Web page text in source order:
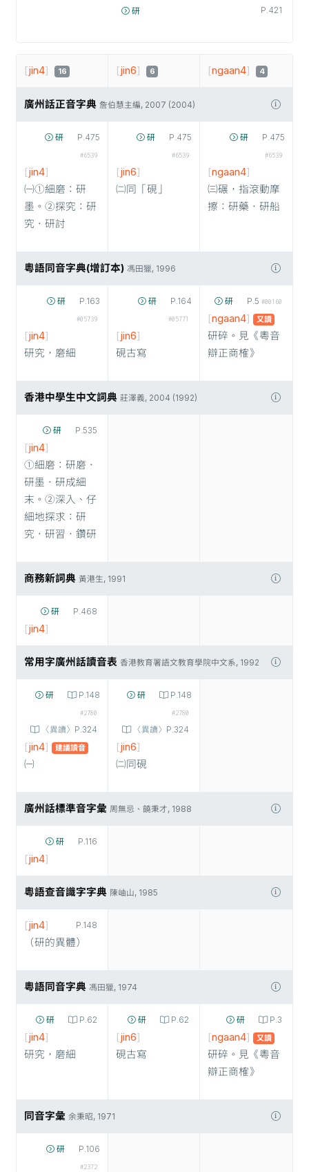
研 P.421
[jin4] 16 [jin6] 6 [ngaan4] 4
廣州話正音字典 詹伯慧主編, 2007 (2004)
研 P.475
#6539
[jin4]
㈠①細磨：研
墨。②探究：研
究．研討
研 P.475
#6539
[jin6]
㈡同「硯」
研 P.475
#6539
[ngaan4]
㈢碾，指滾動摩
擦：研藥．研船
粵語同音字典(增訂本) 馮田獵, 1996
研 P.163
#05739
[jin4]
研究，磨細
研 P.164
#05771
[jin6]
硯古寫
研 P.5 #00160
[ngaan4] 又讀
研碎。見《粵音
辯正商榷》
香港中學生中文詞典 莊澤義, 2004 (1992)
研 P.535
[jin4]
①細磨：研磨．
研墨．研成細
末。②深入、仔
細地探求：研
究．研習．鑽研
商務新詞典 黃港生, 1991
研 P.468
[jin4]
常用字廣州話讀音表 香港教育署語文教育學院中文系, 1992
研 P.148
#2780
〈異讀〉P.324
[jin4] 建議讀音
㈠
研 P.148
#2780
〈異讀〉P.324
[jin6]
㈡同硯
廣州話標準音字彙 周無忌、饒秉才, 1988
研 P.116
[jin4]
粵語查音識字字典 陳岫山, 1985
P.148
[jin4]
（研的異體）
粵語同音字典 馮田獵, 1974
研 P.62
[jin4]
研究，磨細
研 P.62
[jin6]
硯古寫
研 P.3
[ngaan4] 又讀
研碎。見《粵音
辯正商榷》
同音字彙 余秉昭, 1971
研 P.106
#2372